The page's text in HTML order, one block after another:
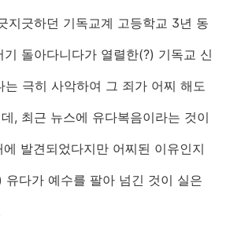
지긋하던 기독교계 고등학교 3년 동
돌아다니다가 열렬한(?) 기독교 신
는 극히 사악하여 그 죄가 어찌 해도
, 최근 뉴스에 유다복음이라는 것이
발견되었다지만 어찌된 이유인지
유다가 예수를 팔아 넘긴 것이 실은